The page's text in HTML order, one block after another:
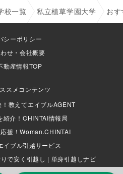
校一覧 私立植草学園大学 お
シーポリシー
せ・会社概要
動産情報TOP
スメコンテンツ
教えてエイブルAGENT
紹介！CHINTAI情報局
援！Woman.CHINTAI
イブル引越サービス
で安く引越し | 単身引越しナビ